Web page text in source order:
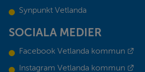
Synpunkt Vetlanda
SOCIALA MEDIER
Facebook Vetlanda kommun
Instagram Vetlanda kommun